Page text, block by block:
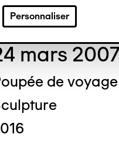
Personnaliser
mars
de voyage